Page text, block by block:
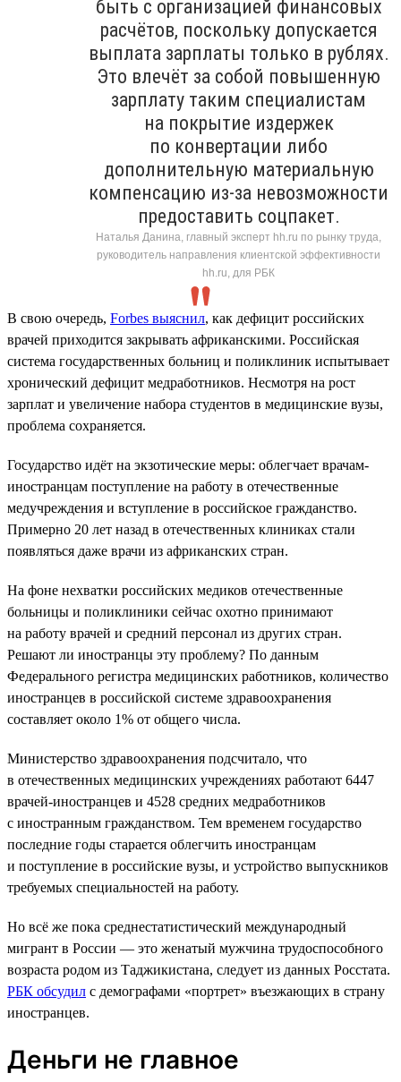
быть с организацией финансовых
расчётов, поскольку допускается
выплата зарплаты только в рублях.
Это влечёт за собой повышенную
зарплату таким специалистам
на покрытие издержек
по конвертации либо
дополнительную материальную
компенсацию из-за невозможности
предоставить соцпакет.
Наталья Данина, главный эксперт hh.ru по рынку труда,
руководитель направления клиентской эффективности
hh.ru, для РБК
В свою очередь, Forbes выяснил, как дефицит российских
врачей приходится закрывать африканскими. Российская
система государственных больниц и поликлиник испытывает
хронический дефицит медработников. Несмотря на рост
зарплат и увеличение набора студентов в медицинские вузы,
проблема сохраняется.
Государство идёт на экзотические меры: облегчает врачам-
иностранцам поступление на работу в отечественные
медучреждения и вступление в российское гражданство.
Примерно 20 лет назад в отечественных клиниках стали
появляться даже врачи из африканских стран.
На фоне нехватки российских медиков отечественные
больницы и поликлиники сейчас охотно принимают
на работу врачей и средний персонал из других стран.
Решают ли иностранцы эту проблему? По данным
Федерального регистра медицинских работников, количество
иностранцев в российской системе здравоохранения
составляет около 1% от общего числа.
Министерство здравоохранения подсчитало, что
в отечественных медицинских учреждениях работают 6447
врачей-иностранцев и 4528 средних медработников
с иностранным гражданством. Тем временем государство
последние годы старается облегчить иностранцам
и поступление в российские вузы, и устройство выпускников
требуемых специальностей на работу.
Но всё же пока среднестатистический международный
мигрант в России — это женатый мужчина трудоспособного
возраста родом из Таджикистана, следует из данных Росстата.
РБК обсудил с демографами «портрет» въезжающих в страну
иностранцев.
Деньги не главное